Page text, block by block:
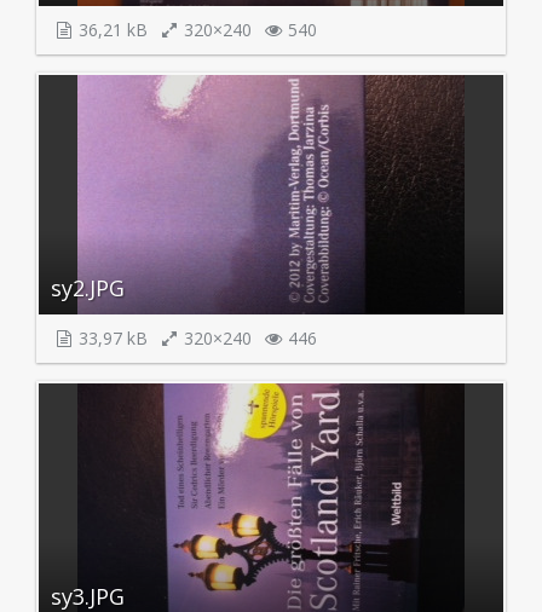
36,21 kB 320×240 540
sy2.JPG
33,97 kB 320×240 446
sy3.JPG